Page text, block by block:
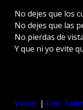
No dejes que los
No dejes que las
No pierdas de
Y que ni yo evite
Volver | Leer